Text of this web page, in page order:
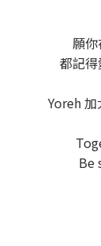
願你
都記得
Yoreh
Be